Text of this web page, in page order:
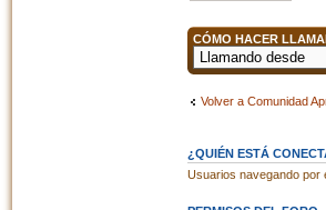
CÓMO HACER
Volver a Comunidad
¿QUIÉN ESTÁ
Usuarios navegando por